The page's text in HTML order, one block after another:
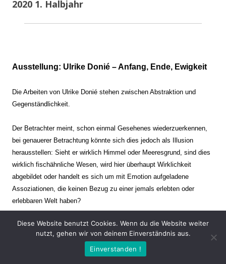
2020 1. Halbjahr
Ausstellung: Ulrike Donié – Anfang, Ende, Ewigkeit
Die Arbeiten von Ulrike Donié stehen zwischen Abstraktion und
Gegenständlichkeit.
Der Betrachter meint, schon einmal Gesehenes wiederzuerkennen,
bei genauerer Betrachtung könnte sich dies jedoch als Illusion
herausstellen: Sieht er wirklich Himmel oder Meeresgrund, sind dies
wirklich fischähnliche Wesen, wird hier überhaupt Wirklichkeit
abgebildet oder handelt es sich um mit Emotion aufgeladene
Assoziationen, die keinen Bezug zu einer jemals erlebten oder
erlebbaren Welt haben?
Verharren und Dynamik stehen sich dabei gegenüber. Zeit steht still
oder verrinnt im Nu. Es soll dabei eine Spannung, auch farblich, bis
zur Schmerzgrenze erzeugt werden. Die Arbeiten stellen ambivalente
Diese Website benutzt Cookies. Wenn du die Website weiter
nutzt, gehen wir von deinem Einverständnis aus.
Einverstanden !